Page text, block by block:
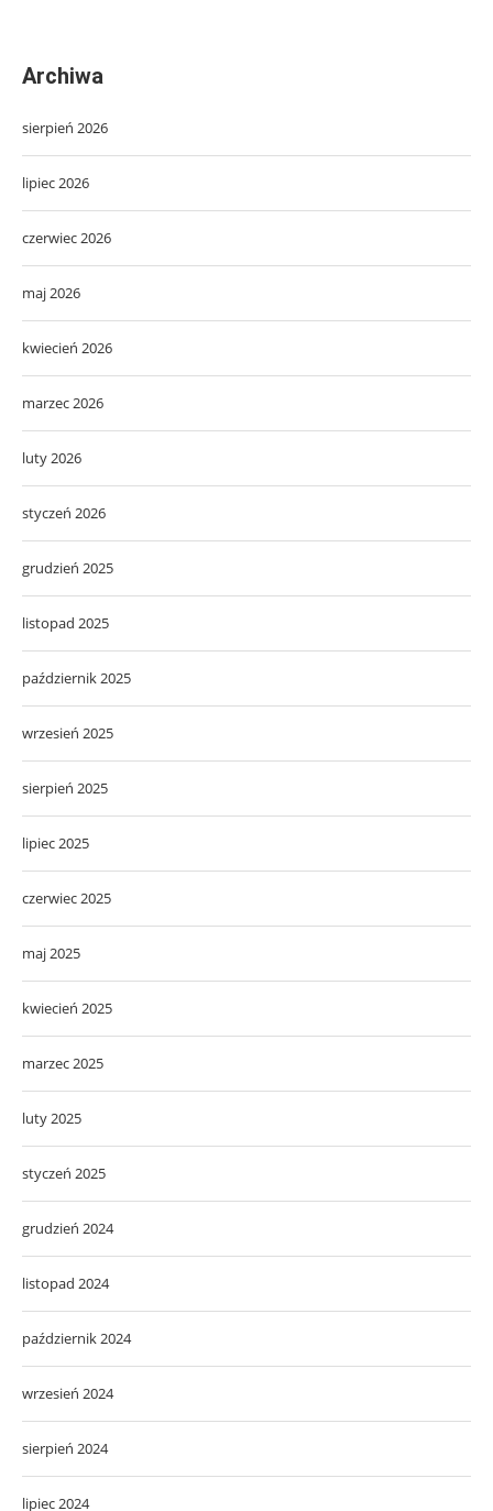
Archiwa
sierpień 2026
lipiec 2026
czerwiec 2026
maj 2026
kwiecień 2026
marzec 2026
luty 2026
styczeń 2026
grudzień 2025
listopad 2025
październik 2025
wrzesień 2025
sierpień 2025
lipiec 2025
czerwiec 2025
maj 2025
kwiecień 2025
marzec 2025
luty 2025
styczeń 2025
grudzień 2024
listopad 2024
październik 2024
wrzesień 2024
sierpień 2024
lipiec 2024